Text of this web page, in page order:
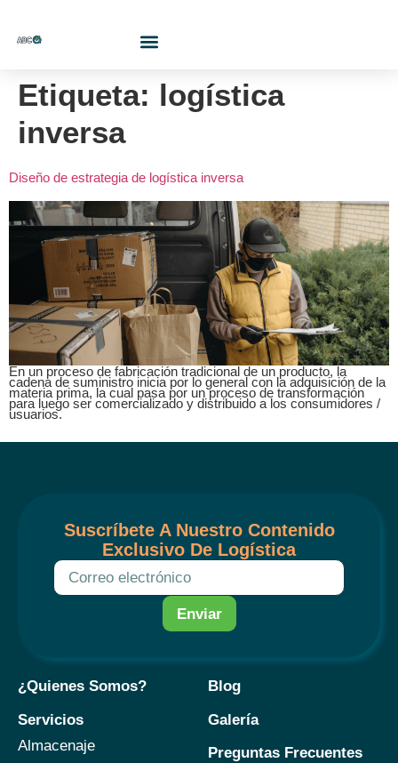
Etiqueta: logística
inversa
Diseño de estrategia de logística inversa
En un proceso de fabricación tradicional de un producto, la
cadena de suministro inicia por lo general con la adquisición de la
materia prima, la cual pasa por un proceso de transformación
para luego ser comercializado y distribuido a los consumidores /
usuarios.
Suscríbete A Nuestro Contenido
Exclusivo De Logística
Enviar
¿Quienes Somos?
Servicios
Almacenaje
Blog
Galería
Preguntas Frecuentes